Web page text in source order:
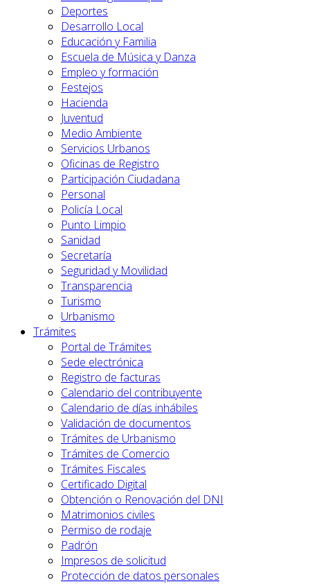
Deportes
Desarrollo Local
Educación y Familia
Escuela de Música y Danza
Empleo y formación
Festejos
Hacienda
Juventud
Medio Ambiente
Servicios Urbanos
Oficinas de Registro
Participación Ciudadana
Personal
Policía Local
Punto Limpio
Sanidad
Secretaría
Seguridad y Movilidad
Transparencia
Turismo
Urbanismo
Trámites
Portal de Trámites
Sede electrónica
Registro de facturas
Calendario del contribuyente
Calendario de días inhábiles
Validación de documentos
Trámites de Urbanismo
Trámites de Comercio
Trámites Fiscales
Certificado Digital
Obtención o Renovación del DNI
Matrimonios civiles
Permiso de rodaje
Padrón
Impresos de solicitud
Protección de datos personales